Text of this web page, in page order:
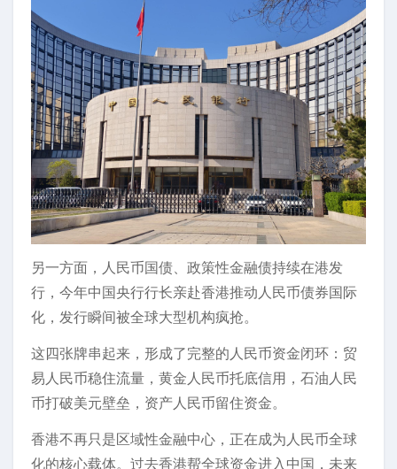
另一方面，人民币国债、政策性金融债持续在港发
行，今年中国央行行长亲赴香港推动人民币债券国际
化，发行瞬间被全球大型机构疯抢。
这四张牌串起来，形成了完整的人民币资金闭环：贸
易人民币稳住流量，黄金人民币托底信用，石油人民
币打破美元壁垒，资产人民币留住资金。
香港不再只是区域性金融中心，正在成为人民币全球
化的核心载体。过去香港帮全球资金进入中国，未来